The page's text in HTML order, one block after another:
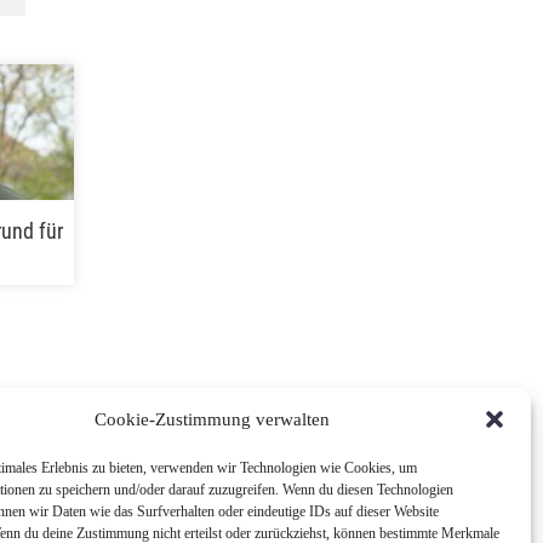
Cookie-Zustimmung verwalten
Erlebnis zu bieten, verwenden wir Technologien wie Cookies, um
zu speichern und/oder darauf zuzugreifen. Wenn du diesen Technologien
wir Daten wie das Surfverhalten oder eindeutige IDs auf dieser Website
du deine Zustimmung nicht erteilst oder zurückziehst, können bestimmte Merkmale
für